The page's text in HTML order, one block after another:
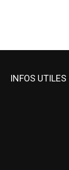
INFOS UTILES